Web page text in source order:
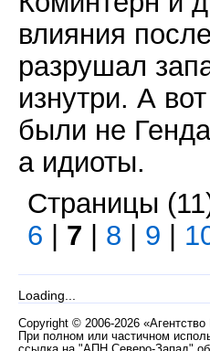
влияния
разрушал
изнутри. А
были не
а идиоты.
Страницы
6
7 8 9
Loading...
Copyright © 2006-2026
При полном или частичном